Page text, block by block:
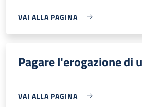
VAI ALLA PAGINA
Pagare l'erogazione di
VAI ALLA PAGINA